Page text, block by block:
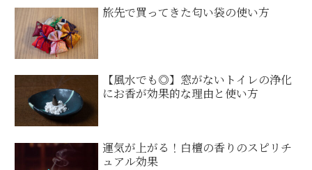
旅先で買ってきた匂い袋の使い方
【風水でも◎】窓がないトイレの浄化
にお香が効果的な理由と使い方
運気が上がる！白檀の香りのスピリチ
ュアル効果